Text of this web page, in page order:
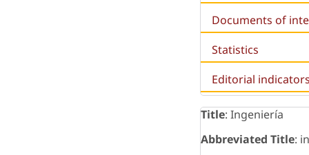
Documents of
Statistics
Editorial
Title: Ingeniería
Abbreviated Title: